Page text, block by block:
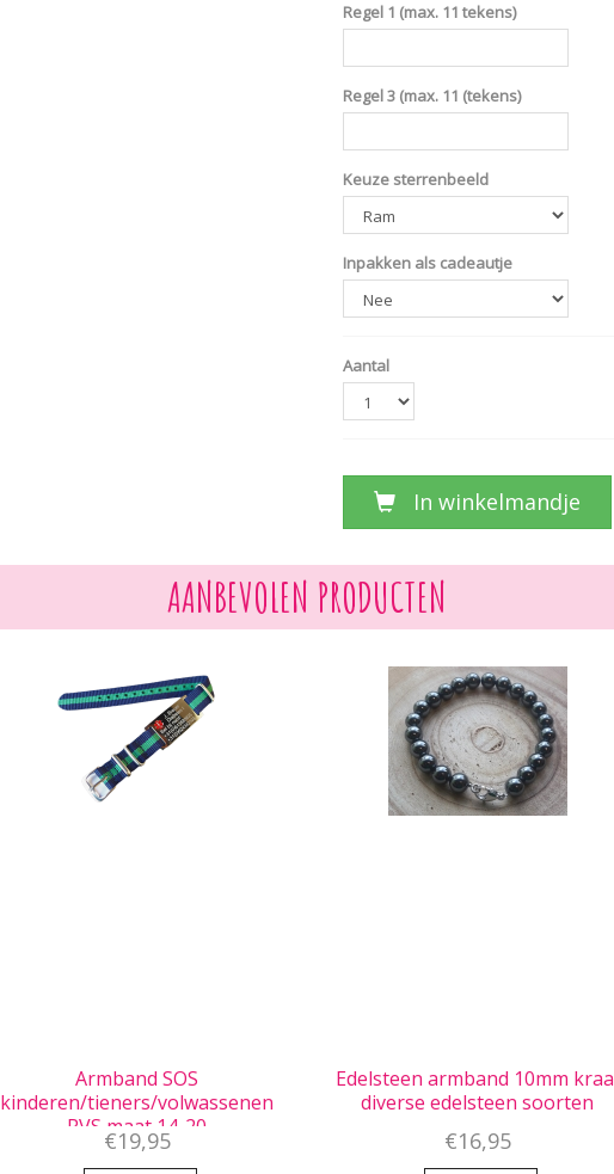
Regel 1 (max. 11 tekens)
Regel 3 (max. 11 (tekens)
Keuze sterrenbeeld
Inpakken als cadeautje
Aantal
In winkelmandje
AANBEVOLEN PRODUCTEN
Armband SOS
kinderen/tieners/volwassenen
RVS maat 14-20
€19,95
Edelsteen armband 10mm
diverse edelsteen soorten
€16,95